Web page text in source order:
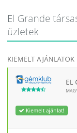
El Grande
üzletek
KIEMELT AJÁNLATOK
EL
Kiemelt ajánlat!